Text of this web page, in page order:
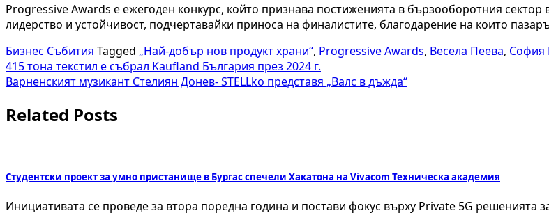
Progressive Awards е ежегоден конкурс, който признава постиженията в бързооборотния
лидерство и устойчивост, подчертавайки приноса на финалистите, благодарение на които
Бизнес Събития Tagged „Най-добър нов продукт храни“, Progressive Awards, Весела Пеева, София
Навигация
415 тона текстил е събрал Kaufland България през 2024 г.
Варненският музикант Стелиян Донев- STELLko представя „Валс в дъжда“
Related Posts
Студентски проект за умно пристанище в Бургас спечели Хакатона на Vivacom Техническа академия
Инициативата се проведе за втора поредна година и постави фокус върху Private 5G решенията